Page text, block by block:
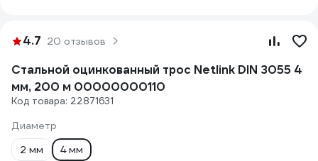
4.7 20 отзывов
Стальной оцинкованный трос Netlink DIN 3055 4
мм, 200 м 00000000110
Код товара: 22871631
Диаметр
2 мм
4 мм